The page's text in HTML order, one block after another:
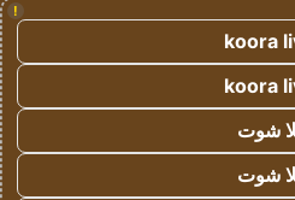
!
koora
koora
شوت
شوت